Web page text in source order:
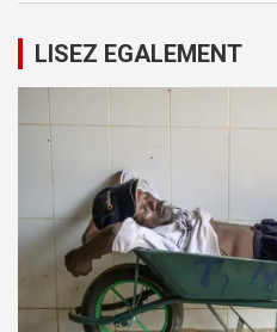
LISEZ EGALEMENT